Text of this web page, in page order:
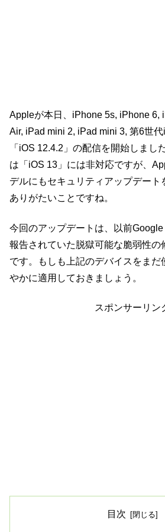
Appleが本日、iPhone 5s, iPhone 6,
Air, iPad mini 2, iPad mini 3, 第6世
「iOS 12.4.2」の配信を開始しまし
は「iOS 13」には非対応ですが、
デルにもセキュリティアップデート
ありがたいことですね。
今回のアップデートは、以前
報告されていた脱獄可能な脆弱性の
です。もしも上記のデバイスをまだ
やかに適用しておきましょう。
スポンサーリン
目次